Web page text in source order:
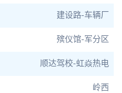
建设路-车辆厂
殡仪馆-军分区
顺达驾校-虹焱热电
岭西